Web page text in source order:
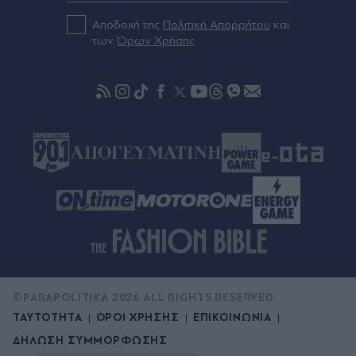
πριν μία ώρα
ΠΑΣΟΚ: Στο φουλ οι μηχανές Ανδρουλάκη για τη
Αποδοχή της Πολιτική Απορρήτου και
τωνΌρων Χρήσης
ΤΑΥΤΟΤΗΤΑ ΟΡΟΙ ΧΡΗΣΗΣ
ΕΠΙΚΟΙΝΩΝΙΑ
ΔΗΛΩΣΗ ΣΥΜΜΟΡΦΩΣΗΣ
©PARAPOLITIKA 2026 ALL RIGHTS RESERVED